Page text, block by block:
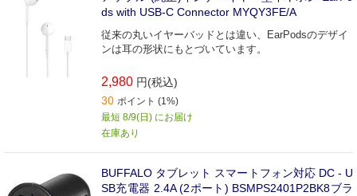
ds with USB-C Connector MYQY3FE/A
従来の丸いイヤーバッドとは違い、EarPodsのデザイ
ンは耳の形状にもとづいています。
2,980 円(税込)
30 ポイント (1%)
最短 8/9(日) にお届け
在庫あり
BUFFALO タブレット スマートフォン対応 DC - U
SB充電器 2.4A (2ポート) BSMPS2401P2BK8ブラ